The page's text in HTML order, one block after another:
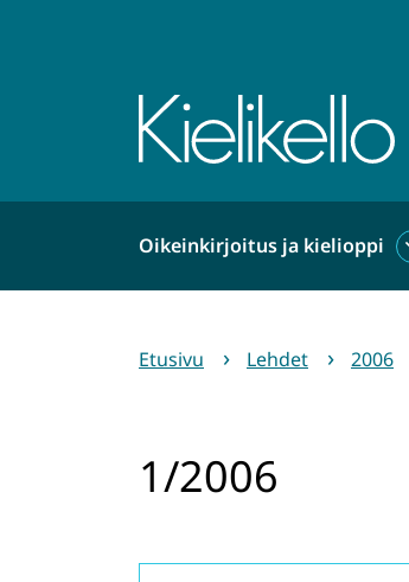
Etusivu
Oikeinkirjoitus ja kielioppi
Etusivu Lehdet 2006
1/2006